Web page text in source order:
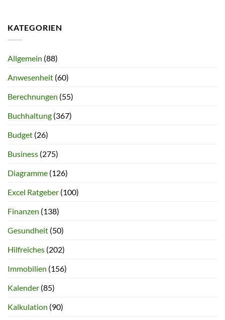
KATEGORIEN
Allgemein (88)
Anwesenheit (60)
Berechnungen (55)
Buchhaltung (367)
Budget (26)
Business (275)
Diagramme (126)
Excel Ratgeber (100)
Finanzen (138)
Gesundheit (50)
Hilfreiches (202)
Immobilien (156)
Kalender (85)
Kalkulation (90)